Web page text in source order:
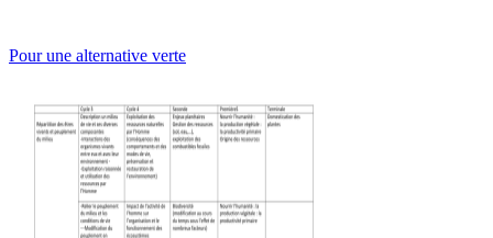
Pour une alternative verte